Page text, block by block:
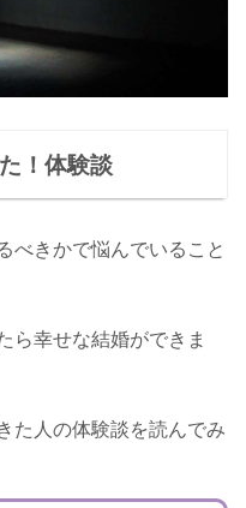
！体験談
べきかで悩んでいること
ら幸せな結婚ができま
た人の体験談を読んでみ